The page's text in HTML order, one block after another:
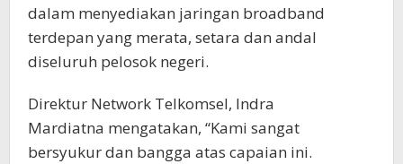
dalam menyediakan jaringan broadband
terdepan yang merata, setara dan andal
diseluruh pelosok negeri.
Direktur Network Telkomsel, Indra
Mardiatna mengatakan, “Kami sangat
bersyukur dan bangga atas capaian ini.